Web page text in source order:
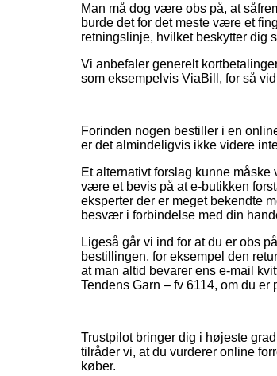
Man må dog være obs på, at
burde det for det meste være et
retningslinje, hvilket beskytter dig
Vi anbefaler generelt
som eksempelvis ViaBill, for så
Forinden nogen bestiller i en
er det almindeligvis ikke videre
Et alternativt forslag kunne
være et bevis på at e-butikken
eksperter der er meget bekendte
besvær i forbindelse med din
Ligeså går vi ind for at du er obs
bestillingen, for eksempel den
at man altid bevarer ens e-mail
Tendens Garn – fv 6114, om du
Trustpilot bringer dig i højeste
tilråder vi, at du vurderer online
køber.